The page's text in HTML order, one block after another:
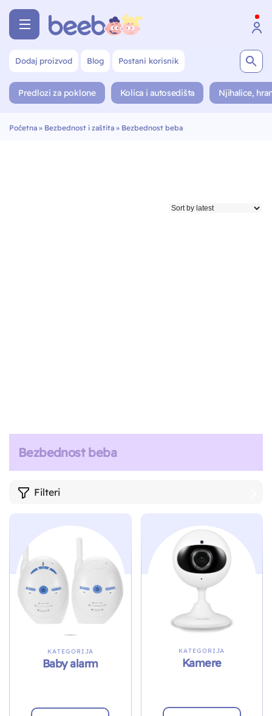
Dodaj proizvod Blog Postani korisnik
Predlozi za poklone Kolica i autosedišta Njihalice,
Početna » Bezbednost i zaštita » Bezbednost beba
Bezbednost beba
Filteri
KATEGORIJA
Baby alarm
KATEGORIJA
Kamere